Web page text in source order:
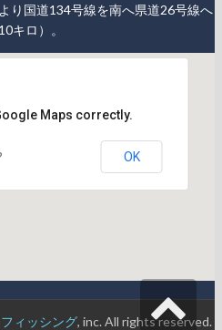
り国道134号線を南へ県道26号線へ
キロ）。
はこちら
Maps correctly.
OK
ィッシング, inc. All rights reserved.